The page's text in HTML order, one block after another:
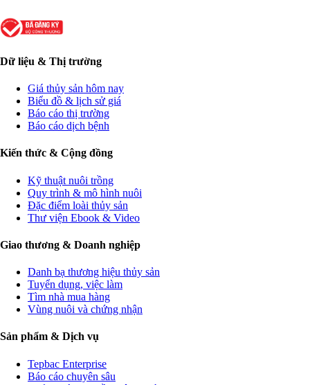
Dữ liệu & Thị trường
Giá thủy sản hôm nay
Biểu đồ & lịch sử giá
Báo cáo thị trường
Báo cáo dịch bệnh
Kiến thức & Cộng đồng
Kỹ thuật nuôi trồng
Quy trình & mô hình nuôi
Đặc điểm loài thủy sản
Thư viện Ebook & Video
Giao thương & Doanh nghiệp
Danh bạ thương hiệu thủy sản
Tuyển dụng, việc làm
Tìm nhà mua hàng
Vùng nuôi và chứng nhận
Sản phẩm & Dịch vụ
Tepbac Enterprise
Báo cáo chuyên sâu